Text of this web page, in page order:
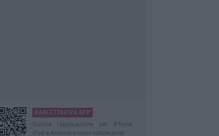
BARLETTAVIVA APP
Scarica l'applicazione per iPhone,
iPad e Android e ricevi notizie push